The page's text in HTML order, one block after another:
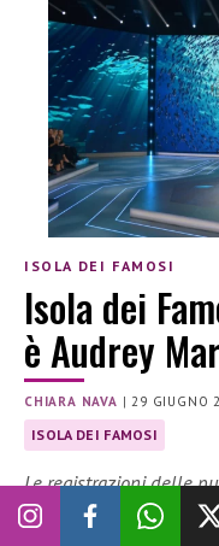
ISOLA DEI FAMOSI
Isola dei
è Audrey
CHIARA NAVA |29 GIUGNO
ISOLA DEI FAMOSI
Le registrazioni delle
iniziati. Tra i concorrenti